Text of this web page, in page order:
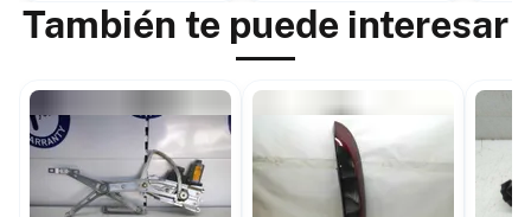
También te puede interesar